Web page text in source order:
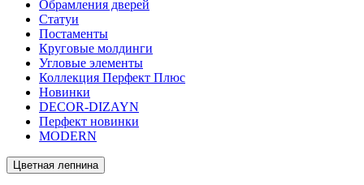
Обрамления дверей
Статуи
Постаменты
Круговые молдинги
Угловые элементы
Коллекция Перфект Плюс
Новинки
DECOR-DIZAYN
Перфект новинки
MODERN
Цветная лепнина